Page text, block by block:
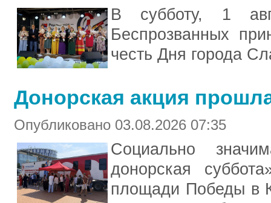
В субботу, 1
Беспрозванных
честь Дня города
Донорская акция
Опубликовано 03.08.2026 07:35
Социально
донорская
площади Победы в